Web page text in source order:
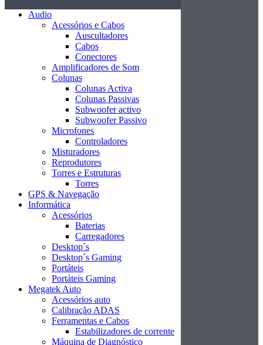
Audio
Acessórios e Cabos
Auscultadores
Cabos
Conectores
Amplificadores de Som
Colunas
Colunas Activa
Colunas Passivas
Subwoofer activo
Subwoofer Passivo
Microfones
Controladores
Misturadores
Reprodutores
Torres e Estruturas
Torres
GPS & Navegação
Informática
Acessórios
Baterias
Carregadores
Desktop´s
Desktop´s Gaming
Portáteis
Portáteis Gaming
Megatek Auto
Acessórios auto
Calibração ADAS
Ferramentas e Cabos
Estabilizadores de corrente
Máquina de Diagnóstico